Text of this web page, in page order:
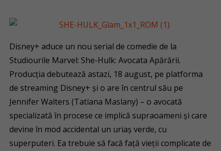
Disney+ aduce un nou serial de comedie de la
Studiourile Marvel: She-Hulk: Avocata Apărării.
Producția debutează astazi, 18 august, pe platforma
de streaming Disney+ și o are în centrul său pe
Jennifer Walters (Tatiana Maslany) – o avocată
specializată în procese ce implică supraoameni și care
devine în mod accidental un uriaș verde, cu
superputeri. Ea trebuie să facă față vieții complicate de